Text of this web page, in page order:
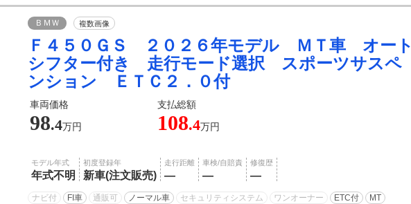
ＢＭＷ 複数画像
Ｆ４５０ＧＳ ２０２６年モデル ＭＴ車 オート
シフター付き 走行モード選択 スポーツサスペ
ンション ＥＴＣ２．０付
車両価格 支払総額
98.4万円 108.4万円
モデル年式
年式不明
初度登録年
新車(注文販売)
走行距離
―
車検/自賠責
―
修復歴
―
ナビ付 FI車 通販可 ノーマル車 セキュリティシステム ワンオーナー ETC付 MT